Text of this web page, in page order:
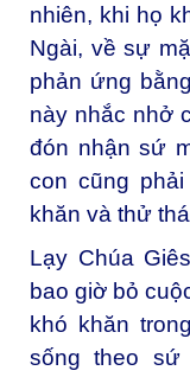
nhiên, khi họ
Ngài, về sự
phản ứng
này nhắc nhở
đón nhận sứ
con cũng
khăn và thử
Lạy Chúa
bao giờ bỏ
khó khăn
sống theo sứ